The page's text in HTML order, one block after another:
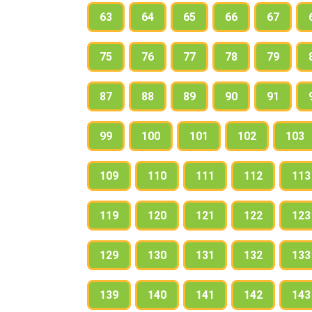
63 64 65 66 67
75 76 77 78 79
87 88 89 90 91
99 100 101 102 103
109 110 111 112 113
119 120 121 122 123
129 130 131 132 133
139 140 141 142 143